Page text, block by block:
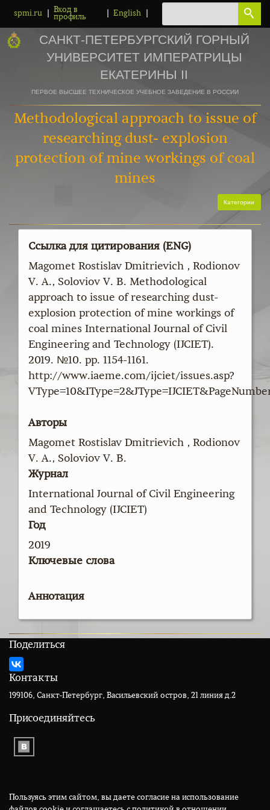
spmi.ru
Вход в
профиль
English
САНКТ-ПЕТЕРБУРГСКИЙ ГОРНЫЙ
УНИВЕРСИТЕТ ИМПЕРАТРИЦЫ
ЕКАТЕРИНЫ II
ПЕРВОЕ ВЫСШЕЕ ТЕХНИЧЕСКОЕ УЧЕБНОЕ ЗАВЕДЕНИЕ В РОССИИ
Methodological approach to issue of
researching dust- explosion
protection of mine workings of coal
mines
Категории
Ссылка для цитирования (ENG)
Magomet Rostislav Dmitrievich , Rodionov
V. A., Soloviov V. B. Methodological
approach to issue of researching dust-
explosion protection of mine workings of
coal mines International Journal of Civil
Engineering and Technology (IJCIET).
2019. №10. pp. 1154-1161.
http://www.iaeme.com/ijciet/issues.asp?
Авторы
Magomet Rostislav Dmitrievich , Rodionov
V. A., Soloviov V. B.
Журнал
International Journal of Civil Engineering
and Technology (IJCIET)
Год
2019
Ключевые слова
Аннотация
Поделиться
Контакты
199106, Санкт-Петербург, Васильевский остров, 21 линия д.2
Присоединяйтесь
Пользуясь этим сайтом, вы даете согласие на использование